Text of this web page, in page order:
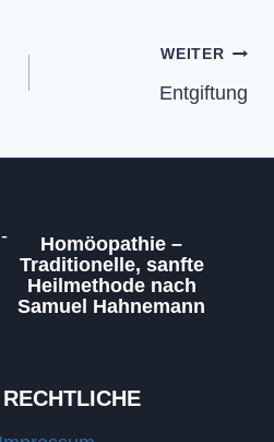
WEITER
Entgiftung
Homöopathie –
Traditionelle, sanfte
Heilmethode nach
Samuel Hahnemann